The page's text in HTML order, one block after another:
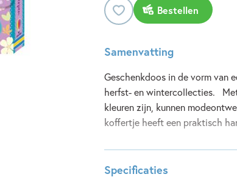
Bestellen
Samenvatting
Geschenkdoos in de vorm van
herfst- en wintercollecties.
kleuren zijn, kunnen
koffertje heeft een praktisch
Specificaties